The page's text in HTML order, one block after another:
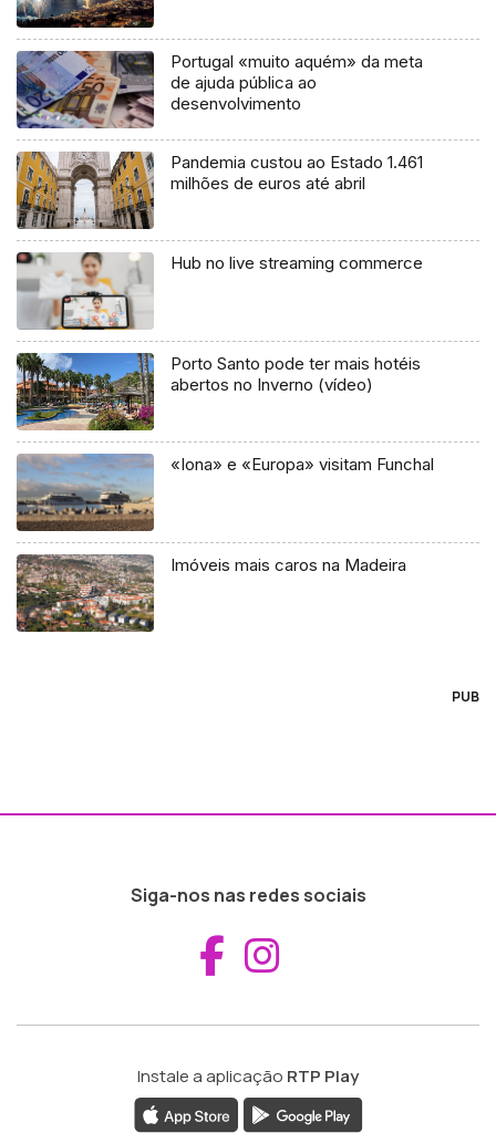
Portugal «muito aquém» da meta
de ajuda pública ao
desenvolvimento
Pandemia custou ao Estado 1.461
milhões de euros até abril
Hub no live streaming commerce
Porto Santo pode ter mais hotéis
abertos no Inverno (vídeo)
«Iona» e «Europa» visitam Funchal
Imóveis mais caros na Madeira
PUB
Siga-nos nas redes sociais
Aceder ao
Instale a aplicação RTP Play